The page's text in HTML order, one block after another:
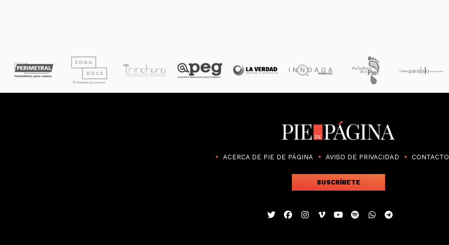
ACERCA DE PIE DE PÁGINA AVISO DE PRIVACIDAD CONTACTO
SUSCRÍBETE